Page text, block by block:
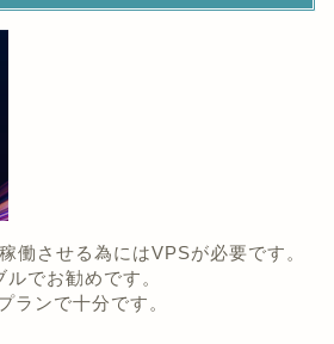
働させる為にはVPSが必要です。
ルでお勧めです。
ランで十分です。